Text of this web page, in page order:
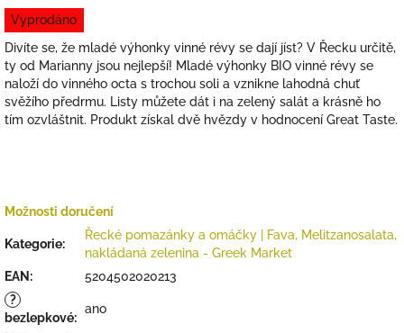
cena:
Vyprodáno
Divíte se, že mladé výhonky vinné révy se dají jíst? V Řecku určitě,
ty od Marianny jsou nejlepší! Mladé výhonky BIO vinné révy se
naloží do vinného octa s trochou soli a vznikne lahodná chuť
svěžího předrmu. Listy můžete dát i na zelený salát a krásně ho
tím ozvláštnit. Produkt získal dvě hvězdy v hodnocení Great Taste.
Možnosti doručení
Kategorie:
Řecké pomazánky a omáčky | Fava, Melitzanosalata,
nakládaná zelenina - Greek Market
EAN :
5204502020213
?
bezlepkové:
ano